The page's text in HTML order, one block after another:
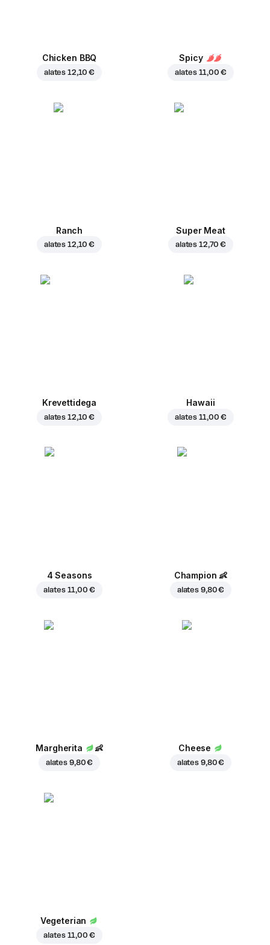
Chicken BBQ
alates 12,10 €
Spicy
alates 11,00 €
Ranch
alates 12,10 €
Super Meat
alates 12,70 €
Krevettidega
alates 12,10 €
Hawaii
alates 11,00 €
4 Seasons
alates 11,00 €
Champion 👶
alates 9,80 €
Margherita 👶
alates 9,80 €
Cheese
alates 9,80 €
Vegeterian
alates 11,00 €